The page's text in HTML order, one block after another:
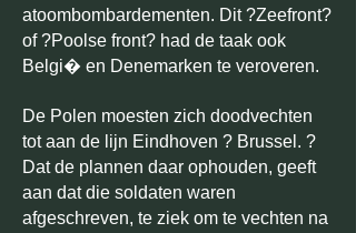
atoombombardementen. Dit ?Zeefront?
of ?Poolse front? had de taak ook
Belgi� en Denemarken te veroveren.
De Polen moesten zich doodvechten
tot aan de lijn Eindhoven ? Brussel. ?
Dat de plannen daar ophouden, geeft
aan dat die soldaten waren
afgeschreven, te ziek om te vechten na